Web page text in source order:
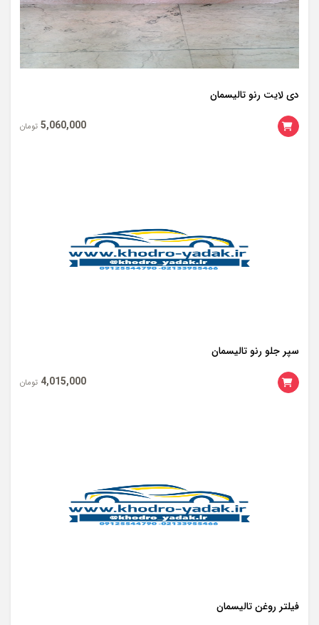
دی لایت رنو تالیسمان
5,060,000 تومان
سپر جلو رنو تالیسمان
4,015,000 تومان
فیلتر روغن تالیسمان